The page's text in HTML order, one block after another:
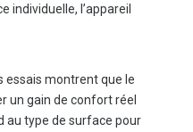
individuelle, l’appareil
essais montrent que le
un gain de confort réel
au type de surface pour